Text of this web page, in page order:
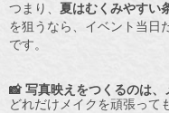
つまり、 夏はむくみやすい
を狙うなら、イベント当日
です。
📸 写真映えをつくるのは、
どれだけメイクを頑張って